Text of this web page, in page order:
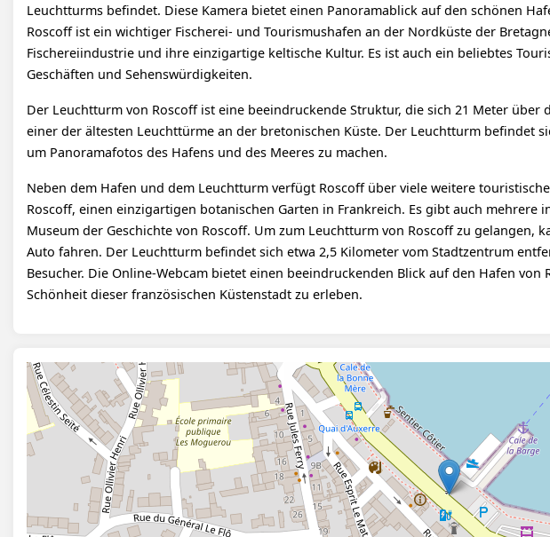
Leuchtturms befindet. Diese Kamera bietet einen Panoramablick auf den schönen
Roscoff ist ein wichtiger Fischerei- und Tourismushafen an der Nordküste der
Fischereiindustrie und ihre einzigartige keltische Kultur. Es ist auch ein beliebtes
Geschäften und Sehenswürdigkeiten.
Der Leuchtturm von Roscoff ist eine beeindruckende Struktur, die sich 21 Meter über
einer der ältesten Leuchttürme an der bretonischen Küste. Der Leuchtturm befindet
um Panoramafotos des Hafens und des Meeres zu machen.
Neben dem Hafen und dem Leuchtturm verfügt Roscoff über viele weitere
Roscoff, einen einzigartigen botanischen Garten in Frankreich. Es gibt auch mehrere
Museum der Geschichte von Roscoff. Um zum Leuchtturm von Roscoff zu gelangen,
Auto fahren. Der Leuchtturm befindet sich etwa 2,5 Kilometer vom Stadtzentrum
Besucher. Die Online-Webcam bietet einen beeindruckenden Blick auf den Hafen
Schönheit dieser französischen Küstenstadt zu erleben.